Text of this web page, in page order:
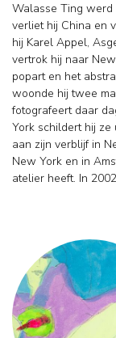
Walasse Ting werd
verliet hij China en
hij Karel Appel,
vertrok hij naar
popart en het
woonde hij twee
fotografeert daar
York schildert hij
aan zijn verblijf in
New York en in